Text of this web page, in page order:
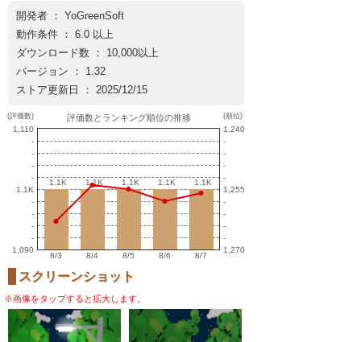
開発者 ： YoGreenSoft
動作条件 ： 6.0 以上
ダウンロード数 ： 10,000以上
バージョン ： 1.32
ストア更新日 ： 2025/12/15
(評価数)
1,110
-
-
-
-
1.1K
-
-
-
-
1,090
評価数とランキング順位の推移
1.1K
1.1K 1.1K
1.1K 1.1K
1.1K 1.1K
1.1K 1.1K
1.1K
8/3 8/4 8/5 8/6 8/7
(順位)
1,240
-
-
-
-
1,255
-
-
-
-
1,270
スクリーンショット
※画像をタップすると拡大します。